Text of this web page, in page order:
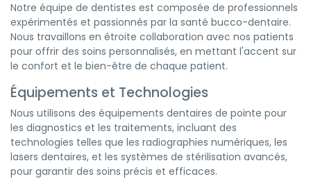
Notre équipe de dentistes est composée de professionnels
expérimentés et passionnés par la santé bucco-dentaire.
Nous travaillons en étroite collaboration avec nos patients
pour offrir des soins personnalisés, en mettant l'accent sur
le confort et le bien-être de chaque patient.
Équipements et Technologies
Nous utilisons des équipements dentaires de pointe pour
les diagnostics et les traitements, incluant des
technologies telles que les radiographies numériques, les
lasers dentaires, et les systèmes de stérilisation avancés,
pour garantir des soins précis et efficaces.